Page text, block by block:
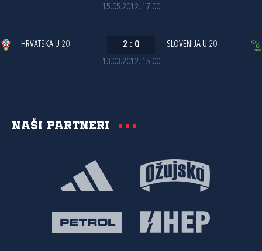
15.05.2012. 17:00
13.03.2012. 15:00
HRVATSKA U-20 2 : 0 SLOVENIJA U-20
Naši partneri